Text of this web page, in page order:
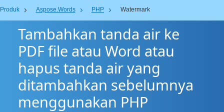
Produk Aspose.Words PHP Watermark
Tambahkan tanda air ke
PDF file atau Word atau
hapus tanda air yang
ditambahkan sebelumnya
menggunakan PHP